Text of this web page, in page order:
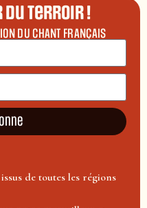
du terroir !
DU CHANT FRANÇAIS
de toutes les régions